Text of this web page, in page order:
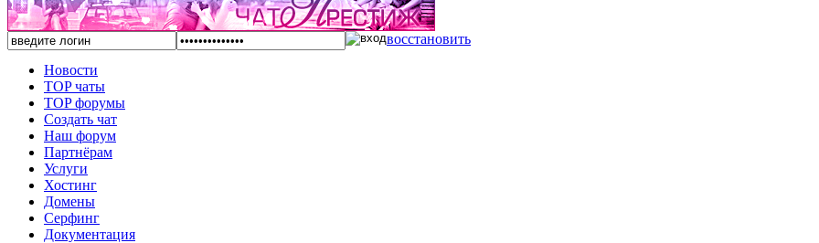
восстановить
Новости
TOP чаты
TOP форумы
Создать чат
Наш форум
Партнёрам
Услуги
Хостинг
Домены
Серфинг
Документация